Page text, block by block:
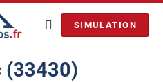
SIMULATION
(33430)